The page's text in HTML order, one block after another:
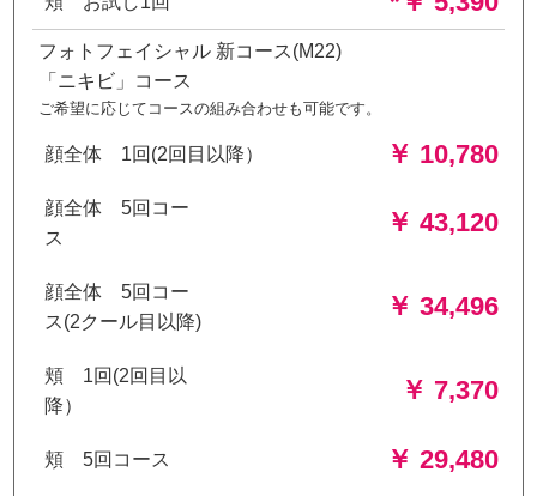
フォトフェイシャル 新コース(M22)
「ニキビ」コース
ご希望に応じてコースの組み合わせも可能です。
顔全体 1回(2回目以降） ￥ 10,780
顔全体 5回コー
ス
￥ 43,120
顔全体 5回コー
ス(2クール目以降)
￥ 34,496
頬 1回(2回目以
降）
￥ 7,370
頬 5回コース ￥ 29,480